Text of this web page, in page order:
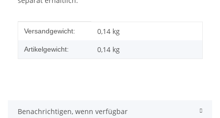
Produkteigenschaft
Wert
Versandgewicht: 0,14 kg
Artikelgewicht: 0,14 kg
Benachrichtigen, wenn verfügbar